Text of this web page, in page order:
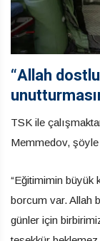
“Allah
TSK ile
Memmedov,
“Eğitimimin büyük
borcum var. Allah
günler için